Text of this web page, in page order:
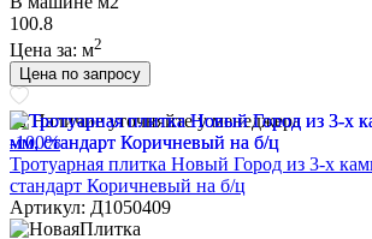
100.8
Цена за: м2
Цена по запросу
Наличие уточняйте у менеджера
-100%
Тротуарная плитка Новый Город из 3-х
стандарт Коричневый на б/ц
Артикул: Д1050409